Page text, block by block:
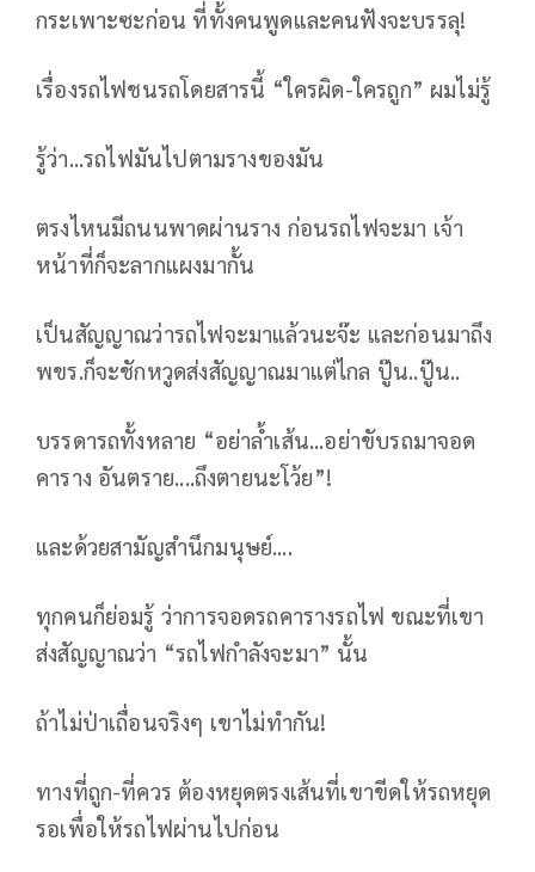
กระเพาะซะก่อน ที่ทั้งคนพูดและคนฟังจะบรรลุ!
เรื่องรถไฟชนรถโดยสารนี้ “ใครผิด-ใครถูก” ผมไม่รู้
รู้ว่า...รถไฟมันไปตามรางของมัน
ตรงไหนมีถนนพาดผ่านราง ก่อนรถไฟจะมา เจ้า
หน้าที่ก็จะลากแผงมากั้น
เป็นสัญญาณว่ารถไฟจะมาแล้วนะจ๊ะ และก่อนมาถึง
พขร.ก็จะชักหวูดส่งสัญญาณมาแต่ไกล ปู๊น..ปู๊น..
บรรดารถทั้งหลาย “อย่าล้ำเส้น...อย่าขับรถมาจอด
คาราง อันตราย....ถึงตายนะโว้ย”!
และด้วยสามัญสำนึกมนุษย์....
ทุกคนก็ย่อมรู้ ว่าการจอดรถคารางรถไฟ ขณะที่เขา
ส่งสัญญาณว่า “รถไฟกำลังจะมา” นั้น
ถ้าไม่ป่าเถื่อนจริงๆ เขาไม่ทำกัน!
ทางที่ถูก-ที่ควร ต้องหยุดตรงเส้นที่เขาขีดให้รถหยุด
รอเพื่อให้รถไฟผ่านไปก่อน